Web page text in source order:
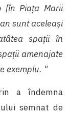
[în Piața Marii
sunt aceleași
spații în
amenajate
exemplu. "
a îndemna
semnat de